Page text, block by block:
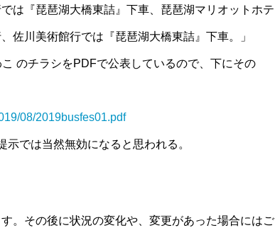
は『琵琶湖大橋東詰』下車、琵琶湖マリオットホテ
佐川美術館行では『琵琶湖大橋東詰』下車。」
のチラシをPDFで公表しているので、下にその
08/2019busfes01.pdf
では当然無効になると思われる。
。その後に状況の変化や、変更があった場合にはご